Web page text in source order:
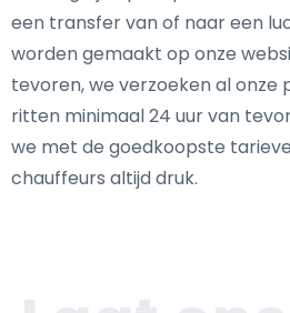
een transfer van of naar een
worden gemaakt op onze
tevoren, we verzoeken al onze
ritten minimaal 24 uur van
we met de goedkoopste
chauffeurs altijd druk.